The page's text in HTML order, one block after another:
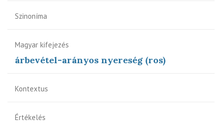
Szinoníma
Magyar kifejezés
árbevétel-arányos nyereség (ros)
Kontextus
Értékelés